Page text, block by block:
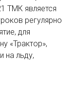
ТМК является
регулярно
для
«Трактор»,
на льду,